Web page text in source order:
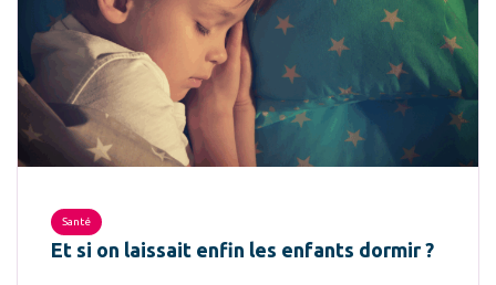
Santé
Et si on laissait enfin les enfants dormir ?